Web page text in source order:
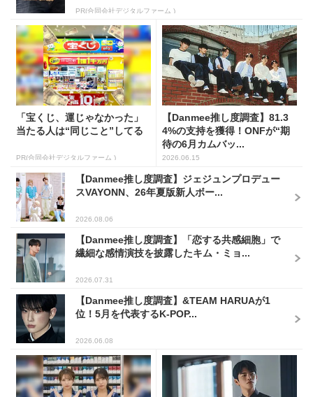
PR(合同会社デジタルファーム )
「宝くじ、運じゃなかった」
当たる人は“同じこと”してる
PR(合同会社デジタルファーム )
【Danmee推し度調査】81.3
4%の支持を獲得！ONFが“期
待の6月カムバッ...
2026.06.15
【Danmee推し度調査】ジェジュンプロデュー
スVAYONN、26年夏版新人ボー...
2026.08.06
【Danmee推し度調査】「恋する共感細胞」で
繊細な感情演技を披露したキム・ミョ...
2026.07.31
【Danmee推し度調査】&TEAM HARUAが1
位！5月を代表するK-POP...
2026.06.08